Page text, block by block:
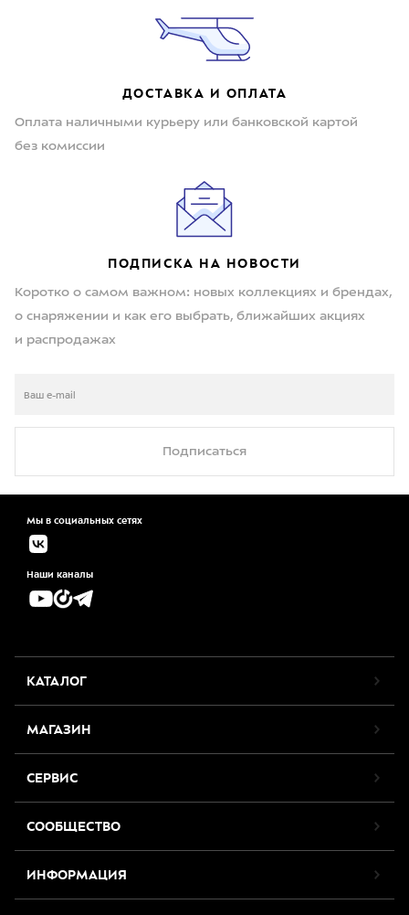
ДОСТАВКА И ОПЛАТА
Оплата наличными курьеру или банковской картой
без комиссии
ПОДПИСКА НА НОВОСТИ
Коротко о самом важном: новых коллекциях и брендах,
о снаряжении и как его выбрать, ближайших акциях
и распродажах
Подписаться
Мы в социальных сетях
Наши каналы
КАТАЛОГ
МАГАЗИН
СЕРВИС
СООБЩЕСТВО
ИНФОРМАЦИЯ